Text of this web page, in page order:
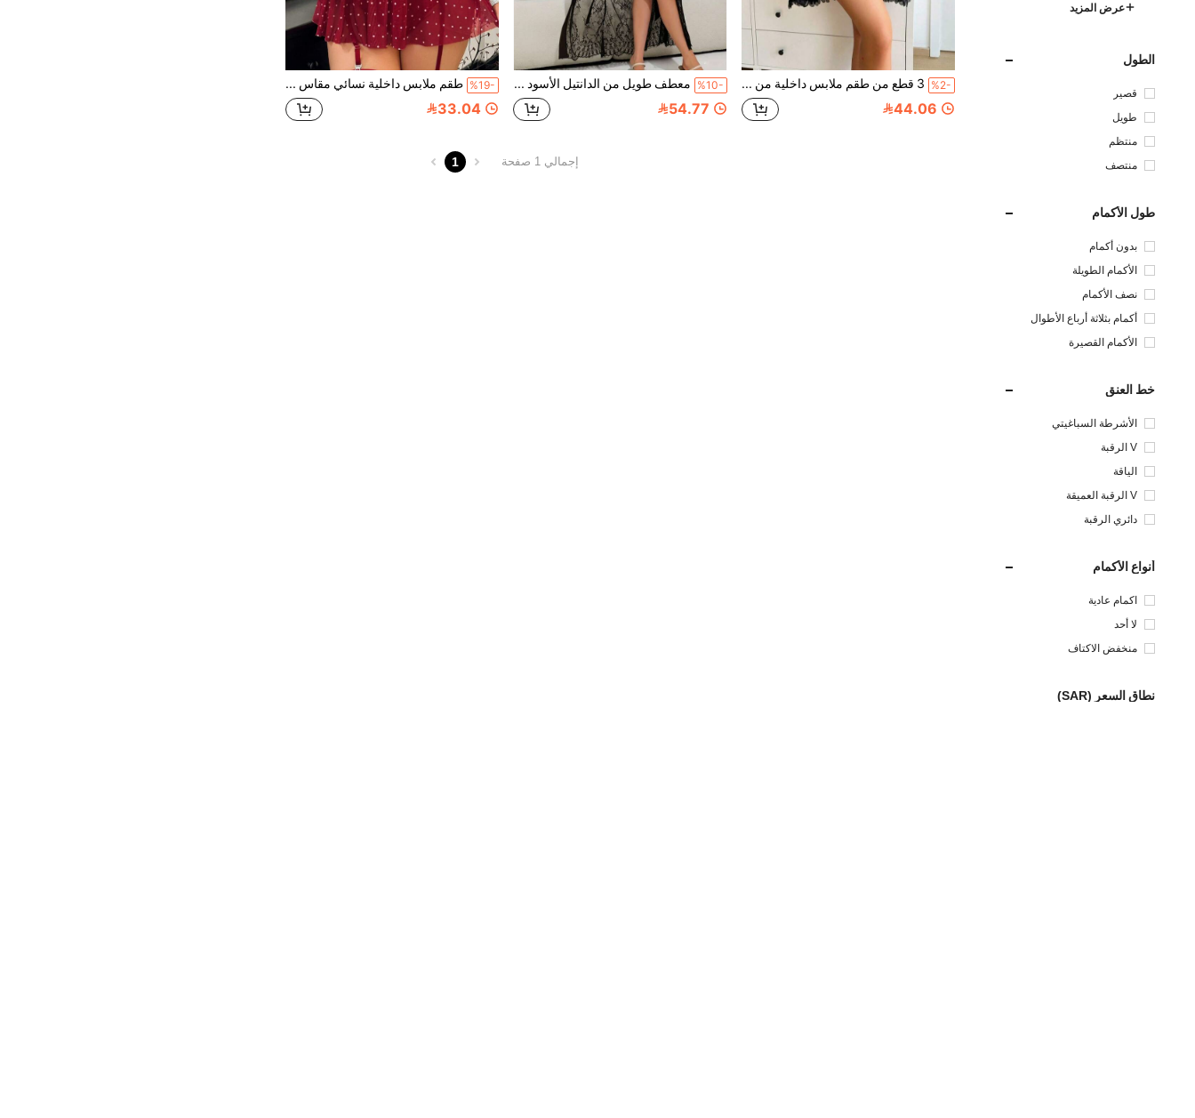
عرض المزيد
الطول
قصير
طويل
منتظم
منتصف
طول الأكمام
بدون أكمام
الأكمام الطويلة
نصف الأكمام
أكمام بثلاثة أرباع الأطوال
الأكمام القصيرة
خط العنق
الأشرطة السباغيتي
V الرقبة
الياقة
V الرقبة العميقة
دائري الرقبة
أنواع الأكمام
اكمام عادية
لا أحد
منخفض الاكتاف
نطاق السعر (SAR)
%2- 3 قطع من طقم ملابس داخلية من الدانتيل الأسود، يشمل صدرية جذابة وسروال بخصر عالي، ملابس نوم للنساء، ملابس داخلية حميمة لعيد الحب
44.06
%10- معطف طويل من الدانتيل الأسود مع حزام خصر من الساتان + جمبسوت من الدانتيل | طقم قطعتين بياقة V عميقة وشبه شفافة
54.77
%19- طقم ملابس داخلية نسائي مقاس كبير بنقشة بولكا دوت من الشبك بتصميم بيبي دول مع دانتيل وياقة V متقاطعة وقصات مفرغة وحمالات جوارب، فستان نوم انزلاقي للمنحنيات لشهر العسل والنوم
33.04
إجمالي 1 صفحة 1